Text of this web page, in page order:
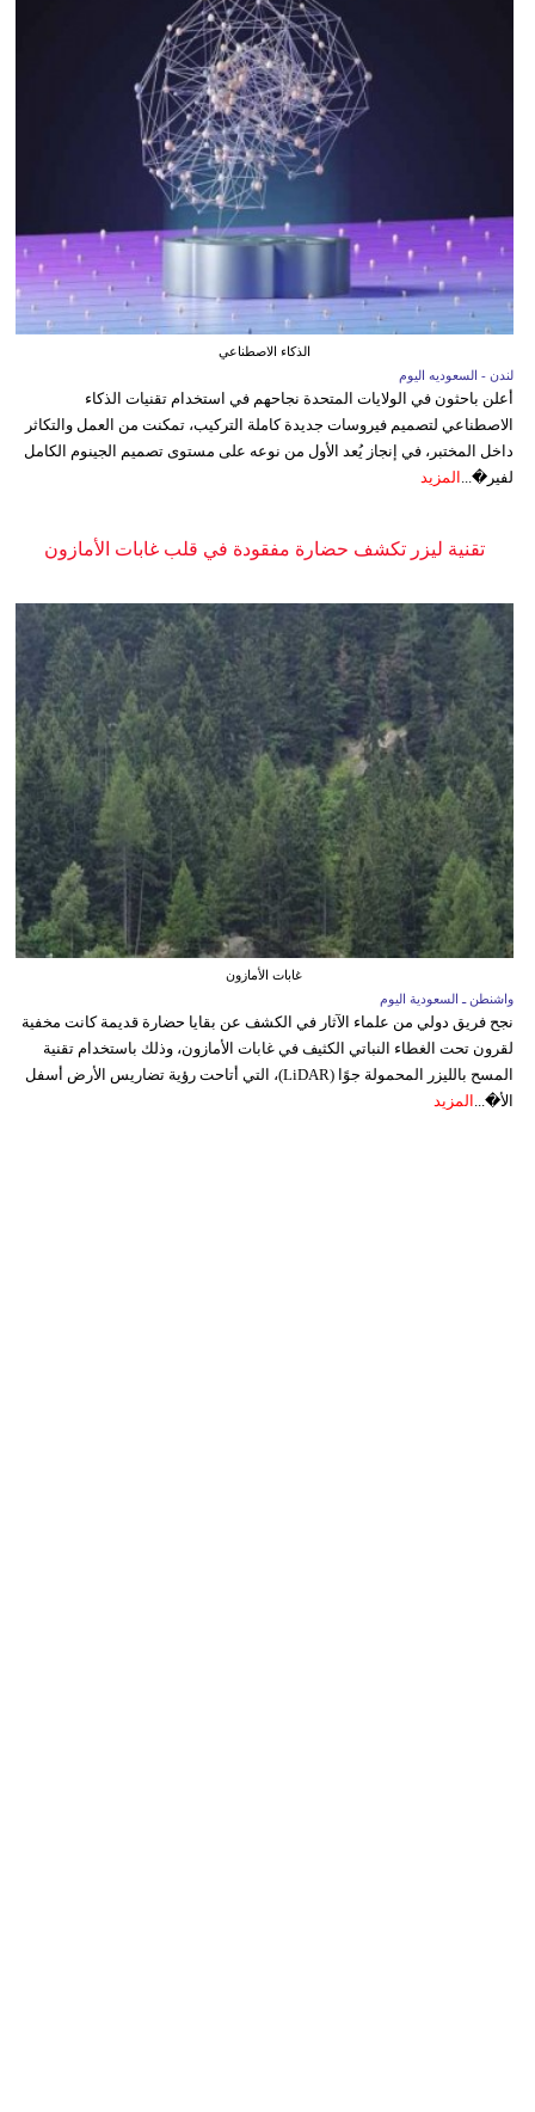
الذكاء الاصطناعي
لندن - السعوديه اليوم
أعلن باحثون في الولايات المتحدة نجاحهم في استخدام تقنيات الذكاء
الاصطناعي لتصميم فيروسات جديدة كاملة التركيب، تمكنت من العمل والتكاثر
داخل المختبر، في إنجاز يُعد الأول من نوعه على مستوى تصميم الجينوم الكامل
لفير�... المزيد
تقنية ليزر تكشف حضارة مفقودة في قلب غابات الأمازون
غابات الأمازون
واشنطن ـ السعودية اليوم
نجح فريق دولي من علماء الآثار في الكشف عن بقايا حضارة قديمة كانت مخفية
لقرون تحت الغطاء النباتي الكثيف في غابات الأمازون، وذلك باستخدام تقنية
المسح بالليزر المحمولة جوًا (LiDAR)، التي أتاحت رؤية تضاريس الأرض أسفل
الأ�... المزيد